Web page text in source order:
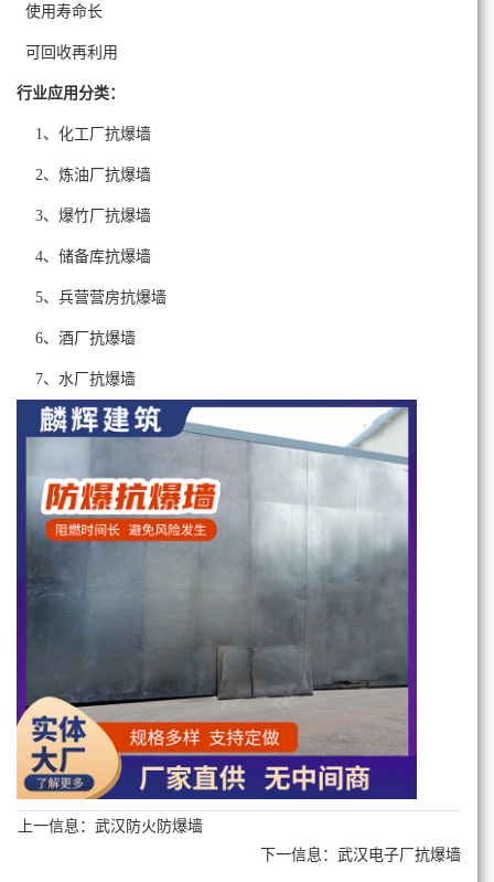
使用寿命长
可回收再利用
行业应用分类：
1、化工厂抗爆墙
2、炼油厂抗爆墙
3、爆竹厂抗爆墙
4、储备库抗爆墙
5、兵营营房抗爆墙
6、酒厂抗爆墙
7、水厂抗爆墙
上一信息： 武汉防火防爆墙
下一信息：武汉电子厂抗爆墙